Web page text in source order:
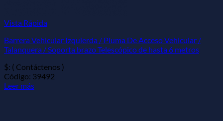
Vista Rápida
Barrera Vehicular Izquierda / Pluma De Acceso Vehicular /
Talanquera / Soporta brazo Telescópico de hasta 6 metros
$: ( Contáctenos )
Código: 39492
Leer más